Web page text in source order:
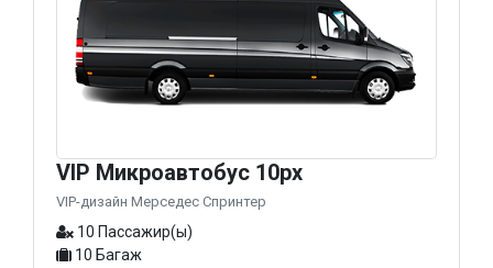
VIP Микроавтобус 10px
VIP-дизайн Мерседес Спринтер
10 Пассажир(ы)
10 Багаж